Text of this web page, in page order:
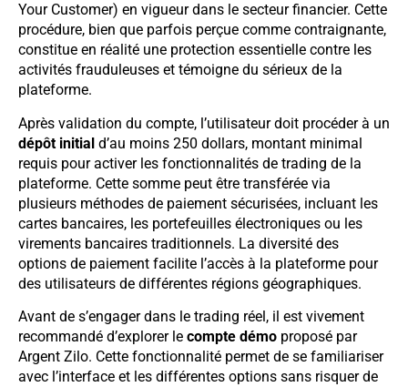
Your Customer) en vigueur dans le secteur financier. Cette
procédure, bien que parfois perçue comme contraignante,
constitue en réalité une protection essentielle contre les
activités frauduleuses et témoigne du sérieux de la
plateforme.
Après validation du compte, l’utilisateur doit procéder à un
dépôt initial d’au moins 250 dollars, montant minimal
requis pour activer les fonctionnalités de trading de la
plateforme. Cette somme peut être transférée via
plusieurs méthodes de paiement sécurisées, incluant les
cartes bancaires, les portefeuilles électroniques ou les
virements bancaires traditionnels. La diversité des
options de paiement facilite l’accès à la plateforme pour
des utilisateurs de différentes régions géographiques.
Avant de s’engager dans le trading réel, il est vivement
recommandé d’explorer le compte démo proposé par
Argent Zilo. Cette fonctionnalité permet de se familiariser
avec l’interface et les différentes options sans risquer de